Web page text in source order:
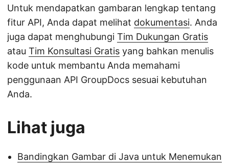
Untuk mendapatkan gambaran lengkap tentang
fitur API, Anda dapat melihat dokumentasi. Anda
juga dapat menghubungi Tim Dukungan Gratis
atau Tim Konsultasi Gratis yang bahkan menulis
kode untuk membantu Anda memahami
penggunaan API GroupDocs sesuai kebutuhan
Anda.
Lihat juga
Bandingkan Gambar di Java untuk Menemukan